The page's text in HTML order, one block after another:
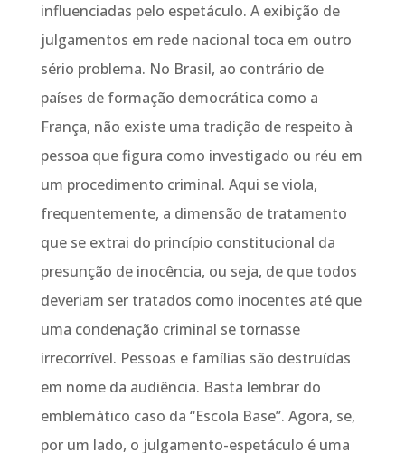
influenciadas pelo espetáculo. A exibição de
julgamentos em rede nacional toca em outro
sério problema. No Brasil, ao contrário de
países de formação democrática como a
França, não existe uma tradição de respeito à
pessoa que figura como investigado ou réu em
um procedimento criminal. Aqui se viola,
frequentemente, a dimensão de tratamento
que se extrai do princípio constitucional da
presunção de inocência, ou seja, de que todos
deveriam ser tratados como inocentes até que
uma condenação criminal se tornasse
irrecorrível. Pessoas e famílias são destruídas
em nome da audiência. Basta lembrar do
emblemático caso da “Escola Base”. Agora, se,
por um lado, o julgamento-espetáculo é uma